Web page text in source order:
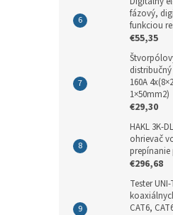
fázový,
funkciou
€55,35
160A
1×50mm2)
€29,30
HAKL 3K-
ohrievač
prepínanie
€296,68
Tester
CAT6,